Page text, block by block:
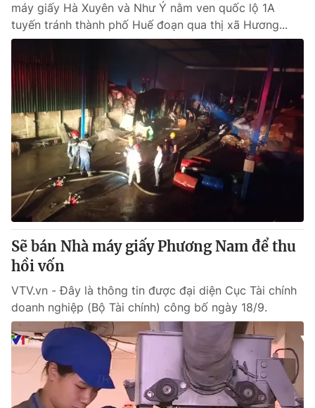
máy giấy Hà Xuyên và Như Ý nằm ven quốc lộ 1A
tuyến tránh thành phố Huế đoạn qua thị xã Hương...
Sẽ bán Nhà máy giấy Phương Nam để thu
hồi vốn
VTV.vn - Đây là thông tin được đại diện Cục Tài chính
doanh nghiệp (Bộ Tài chính) công bố ngày 18/9.